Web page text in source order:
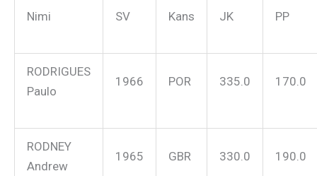
Nimi SV Kans JK PP
RODRIGUES
Paulo
1966 POR 335.0 170.0
RODNEY
Andrew
1965 GBR 330.0 190.0